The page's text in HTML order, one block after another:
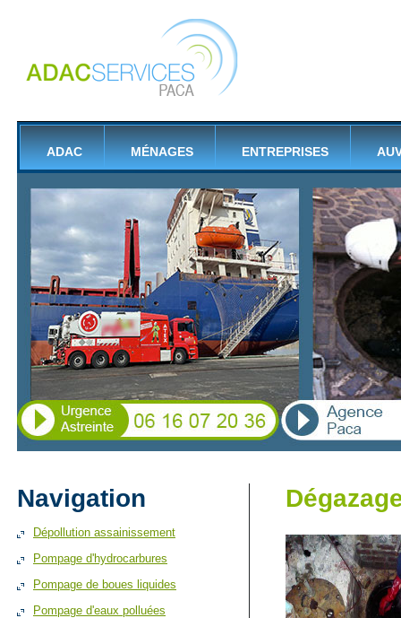
ADAC MÉNAGES ENTREPRISES
Navigation
Dépollution assainissement
Pompage d'hydrocarbures
Pompage de boues liquides
Pompage d'eaux polluées